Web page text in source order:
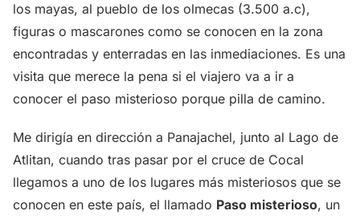
los mayas, al pueblo de los olmecas (3.500 a.c),
figuras o mascarones como se conocen en la zona
encontradas y enterradas en las inmediaciones. Es una
visita que merece la pena si el viajero va a ir a
conocer el paso misterioso porque pilla de camino.
Me dirigía en dirección a Panajachel, junto al Lago de
Atlitan, cuando tras pasar por el cruce de Cocal
llegamos a uno de los lugares más misteriosos que se
conocen en este país, el llamado Paso misterioso, un